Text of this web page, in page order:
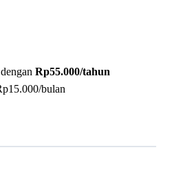
Rp55.000/tahun
bulan